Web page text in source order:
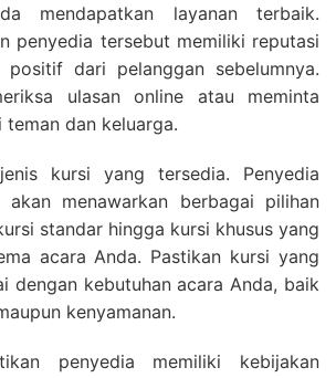
mendapatkan layanan terbaik.
penyedia tersebut memiliki reputasi
dari pelanggan sebelumnya.
ulasan online atau meminta
dan keluarga.
kursi yang tersedia. Penyedia
menawarkan berbagai pilihan
standar hingga kursi khusus yang
acara Anda. Pastikan kursi yang
dengan kebutuhan acara Anda, baik
kenyamanan.
penyedia memiliki kebijakan